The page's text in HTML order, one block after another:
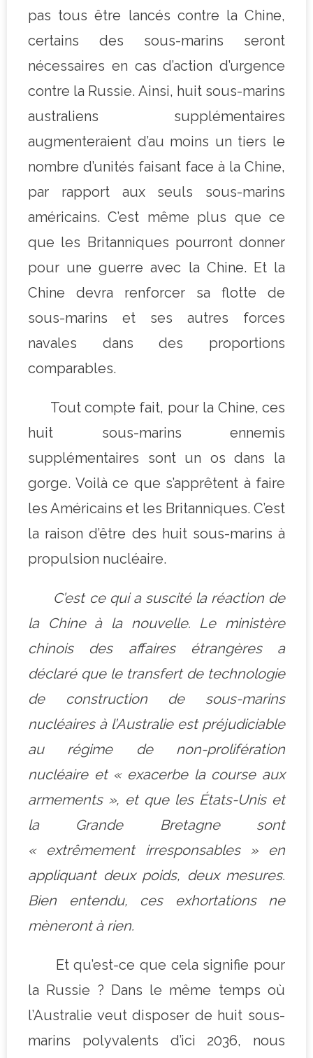
pas tous être lancés contre la Chine,
certains des sous-marins seront
nécessaires en cas d’action d’urgence
contre la Russie. Ainsi, huit sous-marins
australiens supplémentaires
augmenteraient d’au moins un tiers le
nombre d’unités faisant face à la Chine,
par rapport aux seuls sous-marins
américains. C’est même plus que ce
que les Britanniques pourront donner
pour une guerre avec la Chine. Et la
Chine devra renforcer sa flotte de
sous-marins et ses autres forces
navales dans des proportions
comparables.
Tout compte fait, pour la Chine, ces
huit sous-marins ennemis
supplémentaires sont un os dans la
gorge. Voilà ce que s’apprêtent à faire
les Américains et les Britanniques. C’est
la raison d’être des huit sous-marins à
propulsion nucléaire.
C’est ce qui a suscité la réaction de
la Chine à la nouvelle. Le ministère
chinois des affaires étrangères a
déclaré que le transfert de technologie
de construction de sous-marins
nucléaires à l’Australie est préjudiciable
au régime de non-prolifération
nucléaire et « exacerbe la course aux
armements », et que les États-Unis et
la Grande Bretagne sont
« extrêmement irresponsables » en
appliquant deux poids, deux mesures.
Bien entendu, ces exhortations ne
mèneront à rien.
Et qu’est-ce que cela signifie pour
la Russie ? Dans le même temps où
l’Australie veut disposer de huit sous-
marins polyvalents d’ici 2036, nous